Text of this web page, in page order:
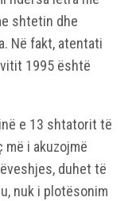
shtetin dhe
Në fakt, atentati
1995 është
e 13 shtatorit të
i akuzojmë
duhet të
nuk i plotësonim